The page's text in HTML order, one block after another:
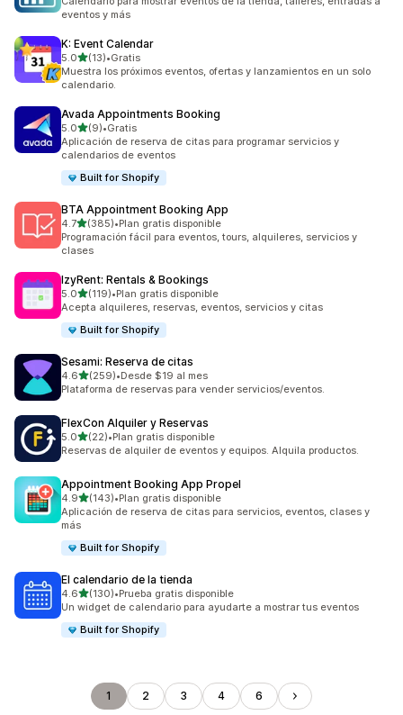
eventos y más
K: Event Calendar
5.0de 5 estrellas
(13)
13 reseñas en total
•Gratis
Muestra los próximos eventos, ofertas y lanzamientos en un solo
calendario.
Avada Appointments Booking
5.0de 5 estrellas
(9)
9 reseñas en total
•Gratis
Aplicación de reserva de citas para programar servicios y
calendarios de eventos
Built for Shopify
BTA Appointment Booking App
4.7de 5 estrellas
(385)
385 reseñas en total
•Plan gratis disponible
Programación fácil para eventos, tours, alquileres, servicios y
clases
IzyRent: Rentals & Bookings
5.0de 5 estrellas
(119)
119 reseñas en total
•Plan gratis disponible
Acepta alquileres, reservas, eventos, servicios y citas
Built for Shopify
Sesami: Reserva de citas
4.6de 5 estrellas
(259)
259 reseñas en total
•Desde $19 al mes
Plataforma de reservas para vender servicios/eventos.
FlexCon Alquiler y Reservas
5.0de 5 estrellas
(22)
22 reseñas en total
•Plan gratis disponible
Reservas de alquiler de eventos y equipos. Alquila productos.
Appointment Booking App Propel
4.9de 5 estrellas
(143)
143 reseñas en total
•Plan gratis disponible
Aplicación de reserva de citas para servicios, eventos, clases y
más
Built for Shopify
El calendario de la tienda
4.6de 5 estrellas
(130)
130 reseñas en total
•Prueba gratis disponible
Un widget de calendario para ayudarte a mostrar tus eventos
Built for Shopify
1 2 3 4 6